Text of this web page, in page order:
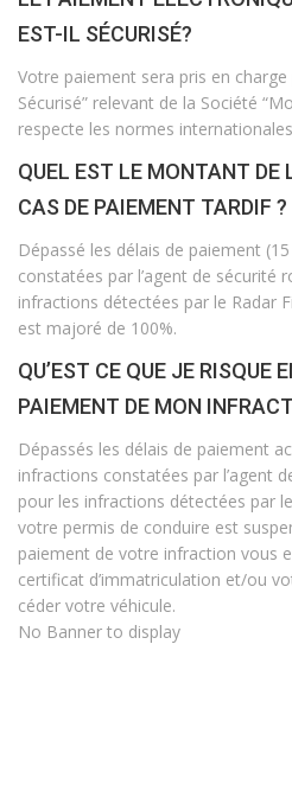
EST-IL SÉCURISÉ?
Votre paiement sera pris en
Sécurisé” relevant de la Société
respecte les normes
QUEL EST LE MONTANT DE
CAS DE PAIEMENT TARDIF ?
Dépassé les délais de paiement
constatées par l’agent de sécurité
infractions détectées par le Radar
est majoré de 100%.
QU’EST CE QUE JE RISQUE
PAIEMENT DE MON
Dépassés les délais de paiement
infractions constatées par l’agent
pour les infractions détectées par
votre permis de conduire est
paiement de votre infraction vous
certificat d’immatriculation et/ou
céder votre véhicule.
No Banner to display